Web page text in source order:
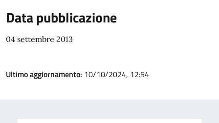
Data pubblicazione
04 settembre 2013
Ultimo aggiornamento: 10/10/2024, 12:54